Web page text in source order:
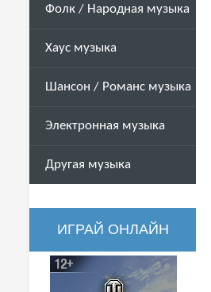
Фолк / Народная музыка
Хаус музыка
Шансон / Романс музыка
Электронная музыка
Другая музыка
ИГРАЙ ОНЛАЙН